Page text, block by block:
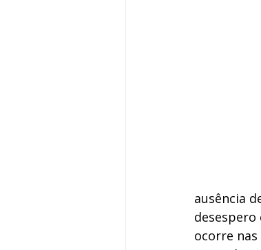
ausência
desespero
ocorre